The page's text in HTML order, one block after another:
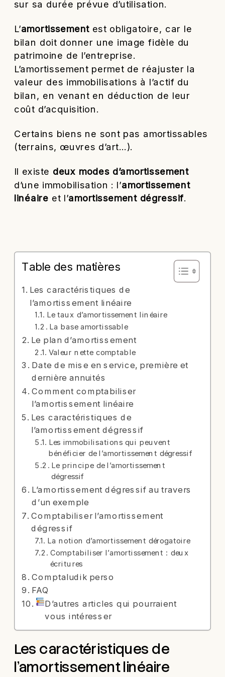
sur sa durée prévue d’utilisation.
L’amortissementest obligatoire, car le
bilan doit donner une image fidèle du
patrimoine de l’entreprise.
L’amortissement permet de réajuster la
valeur des immobilisations à l’actif du
bilan, en venant en déduction de leur
coût d’acquisition.
Certains biens ne sont pas amortissables
(terrains, œuvres d’art…).
Il existe deux modes d’amortissement
d’une immobilisation : l’amortissement
linéaire et l’amortissement dégressif.
Table des matières
Les caractéristiques de
l’amortissement linéaire
Le taux d’amortissement linéaire
La base amortissable
Le plan d’amortissement
Valeur nette comptable
Date de mise en service, première et
dernière annuités
Comment comptabiliser
l’amortissement linéaire
Les caractéristiques de
l’amortissement dégressif
Les immobilisations qui peuvent
bénéficier de l’amortissement dégressif
Le principe de l’amortissement
dégressif
L’amortissement dégressif au travers
d’un exemple
Comptabiliser l’amortissement
dégressif
La notion d’amortissement dérogatoire
Comptabiliser l’amortissement : deux
écritures
Comptaludik perso
FAQ
D’autres articles qui pourraient
vous intéresser
Les caractéristiques de
l’amortissement linéaire